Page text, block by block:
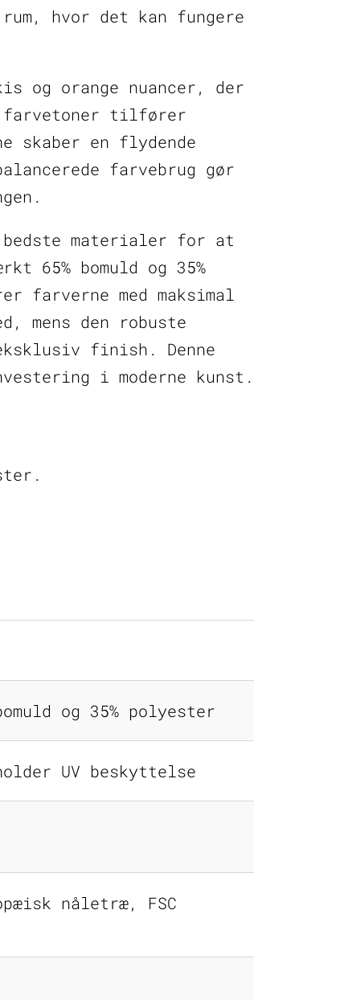
hvor det kan fungere
og orange nuancer, der
farvetoner tilfører
skaber en flydende
farvebrug gør
bedste materialer for at
bomuld og 35%
farverne med maksimal
mens den robuste
finish. Denne
i moderne kunst.
og 35% polyester
UV beskyttelse
nåletræ, FSC